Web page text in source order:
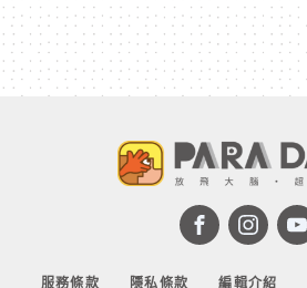
服務條款 隱私條款 編輯介紹